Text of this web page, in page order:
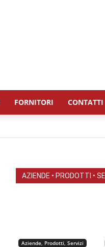
FORNITORI CONTATTI
AZIENDE • PRODOTTI •
Aziende, Prodotti, Servizi